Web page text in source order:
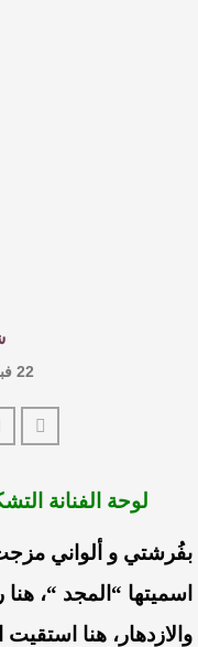
22 فبراير 2024 06:10: م
لوحة الفنانة
بفُرشتي و ألواني
اسميتها “المجد “،
والازدهار، هنا